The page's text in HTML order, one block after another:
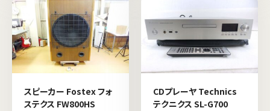
スピーカー Fostex フォ
ステクス FW800HS
CDプレーヤ Technics
テクニクス SL-G700